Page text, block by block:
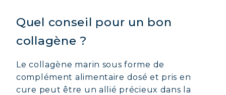
Quel conseil pour un bon
collagène ?
Le collagène marin sous forme de
complément alimentaire dosé et pris en
cure peut être un allié précieux dans la